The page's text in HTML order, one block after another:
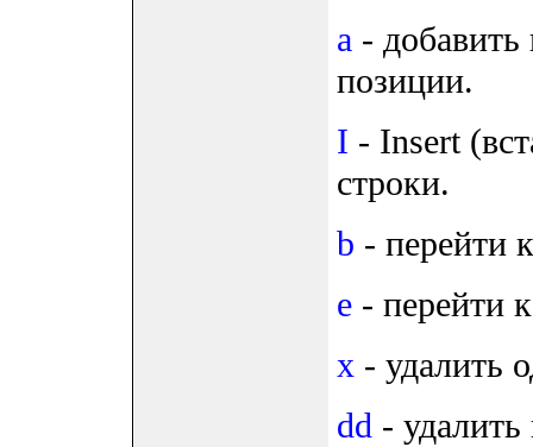
a -
позиции.
I - Insert
строки.
b - перейти
e - перейти
x - удалить
dd -